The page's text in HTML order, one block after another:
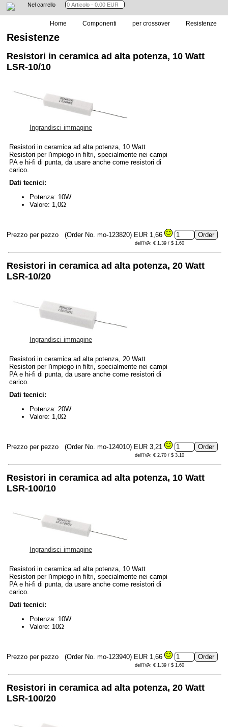
Nel carrello
Home Componenti per crossover Resistenze
Resistenze
Resistori in ceramica ad alta potenza, 10 Watt
LSR-10/10
Ingrandisci immagine
Resistori in ceramica ad alta potenza, 10 Watt
Resistori per l'impiego in filtri, specialmente nei campi
PA e hi-fi di punta, da usare anche come resistori di
carico.
Dati tecnici:
Potenza: 10W
Valore: 1,0Ω
Prezzo per pezzo (Order No. mo-123820) EUR 1,66
dell'IVA: € 1.39 / $ 1.60
Resistori in ceramica ad alta potenza, 20 Watt
LSR-10/20
Ingrandisci immagine
Resistori in ceramica ad alta potenza, 20 Watt
Resistori per l'impiego in filtri, specialmente nei campi
PA e hi-fi di punta, da usare anche come resistori di
carico.
Dati tecnici:
Potenza: 20W
Valore: 1,0Ω
Prezzo per pezzo (Order No. mo-124010) EUR 3,21
dell'IVA: € 2.70 / $ 3.10
Resistori in ceramica ad alta potenza, 10 Watt
LSR-100/10
Ingrandisci immagine
Resistori in ceramica ad alta potenza, 10 Watt
Resistori per l'impiego in filtri, specialmente nei campi
PA e hi-fi di punta, da usare anche come resistori di
carico.
Dati tecnici:
Potenza: 10W
Valore: 10Ω
Prezzo per pezzo (Order No. mo-123940) EUR 1,66
dell'IVA: € 1.39 / $ 1.60
Resistori in ceramica ad alta potenza, 20 Watt
LSR-100/20